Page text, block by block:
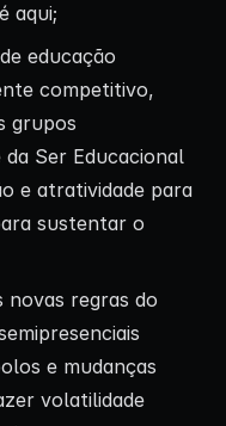
aqui;
educação
competitivo,
grupos
da Ser Educacional
e atratividade para
sustentar o
novas regras do
e mudanças
volatilidade